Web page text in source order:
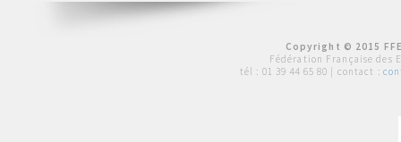
Copyright © 2015
Fédération Française des
tél : 01 39 44 65 80 | contact :